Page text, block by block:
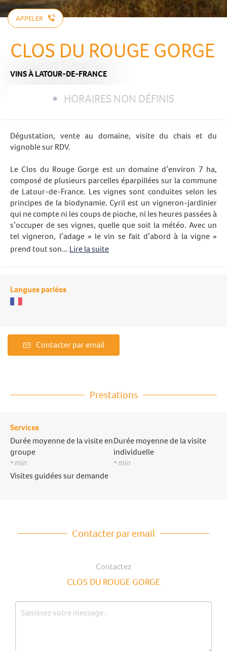
APPELER
CLOS DU ROUGE GORGE
VINSÀ LATOUR-DE-FRANCE
HORAIRES NON DÉFINIS
Dégustation, vente au domaine, visite du chais et du
vignoble sur RDV.
Le Clos du Rouge Gorge est un domaine d’environ 7 ha,
composé de plusieurs parcelles éparpillées sur la commune
de Latour-de-France. Les vignes sont conduites selon les
principes de la biodynamie. Cyril est un vigneron-jardinier
qui ne compte ni les coups de pioche, ni les heures passées à
s’occuper de ses vignes, quelle que soit la météo. Avec un
tel vigneron, l’adage « le vin se fait d’abord à la vigne »
prend tout son... Lire la suite
Langues parlées
Contacter par email
Prestations
Services
Durée moyenne de la visite en
groupe
• min
Visites guidées sur demande
Durée moyenne de la visite
individuelle
• min
Contacter par email
Contactez
CLOS DU ROUGE GORGE